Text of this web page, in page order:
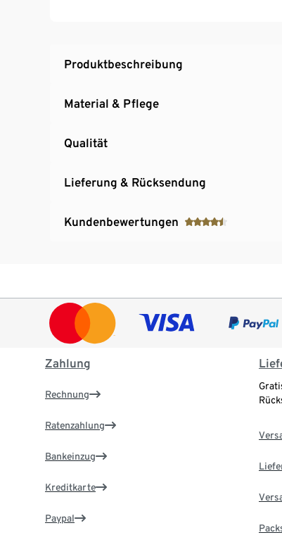
Produktbeschreibung
Material & Pflege
Qualität
Lieferung & Rücksendung
Kundenbewertungen
Zahlung
Rechnung
Ratenzahlung
Bankeinzug
Kreditkarte
Paypal